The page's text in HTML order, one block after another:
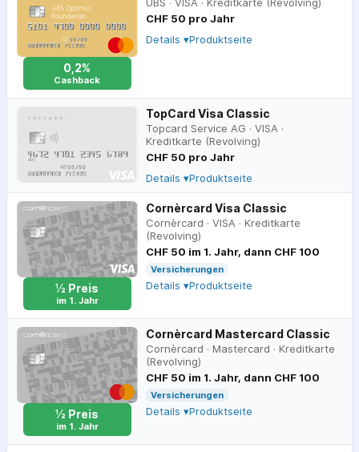
0,2%
Cashback
CHF 50 pro Jahr
Details ▾Produktseite
TopCard Visa Classic
Topcard Service AG · VISA ·
Kreditkarte (Revolving)
CHF 50 pro Jahr
Details ▾Produktseite
½ Preis
im 1. Jahr
Cornèrcard Visa Classic
Cornèrcard · VISA · Kreditkarte
(Revolving)
CHF 50 im 1. Jahr, dann CHF 100
Versicherungen
Details ▾Produktseite
½ Preis
im 1. Jahr
Cornèrcard Mastercard Classic
Cornèrcard · Mastercard · Kreditkarte
(Revolving)
CHF 50 im 1. Jahr, dann CHF 100
Versicherungen
Details ▾Produktseite